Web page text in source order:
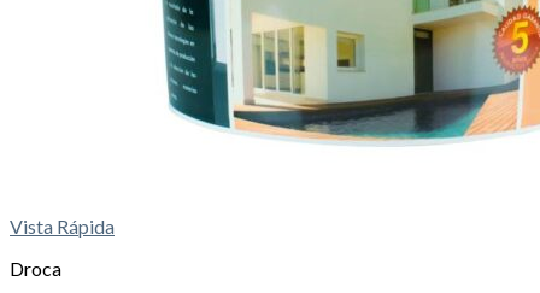
Vista Rápida
Droca